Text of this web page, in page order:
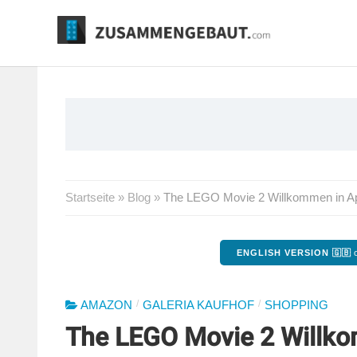
Startseite » Blog » The LEGO Movie 2 Willkommen in
ENGLISH VERSION 🇬🇧
AMAZON / GALERIA KAUFHOF / SHOPPING
The LEGO Movie 2